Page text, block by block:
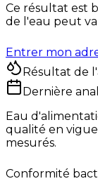
Ce résultat est
de l'eau peut
Entrer mon
Résultat de
Dernière
Eau
qualité en
mesurés.
Conformité